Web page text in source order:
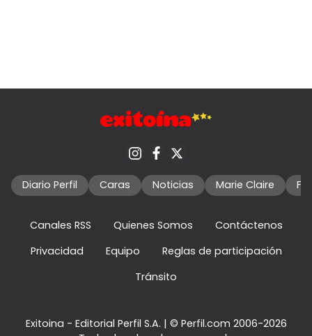
Diario Perfil Caras Noticias Marie Claire
Canales RSS Quienes Somos
Contáctenos
Privacidad
Equipo
Reglas de participación
Tránsito
Exitoina - Editorial Perfil S.A. | © Perfil.com 2006-2026